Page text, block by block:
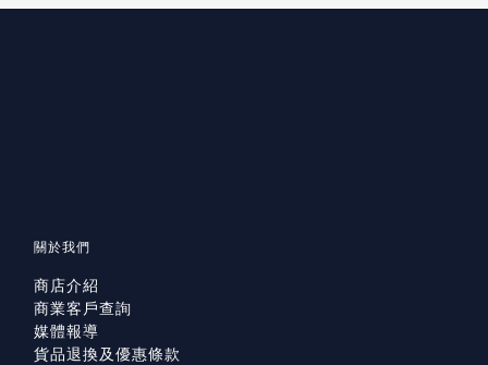
關於我們
商店介紹
商業客戶查詢
媒體報導
貨品退換及優惠條款